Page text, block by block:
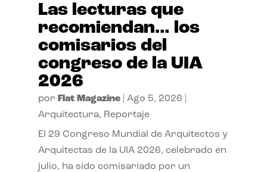
Las lecturas que
recomiendan… los
comisarios del
congreso de la UIA
2026
por Flat Magazine| Ago 5, 2026
Arquitectura, Reportaje
El 29 Congreso Mundial de Arquitectos y
Arquitectas de la UIA 2026, celebrado en
julio, ha sido comisariado por un